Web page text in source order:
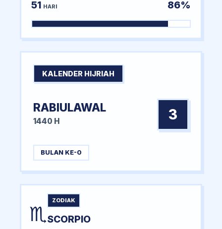
51 HARI 86%
KALENDER HIJRIAH
RABIULAWAL
1440 H 3
BULAN KE-0
♏
ZODIAK
SCORPIO